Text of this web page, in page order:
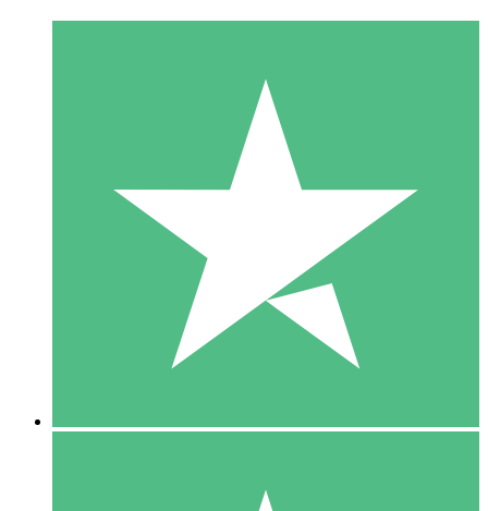
Packs de Crédits Individuels
Payez à l'utilisation avec des crédits de téléchargement. Sans
1 Téléchargement
10 00
10 Téléchargements